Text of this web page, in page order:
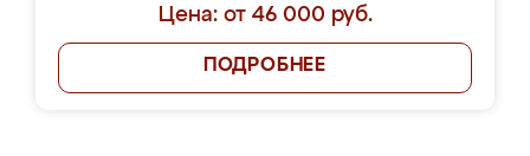
Цена: от 46 000 руб.
ПОДРОБНЕЕ